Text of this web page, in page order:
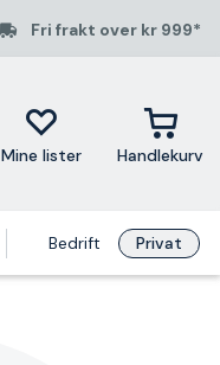
Fri frakt over kr 999*
Mine lister Handlekurv
Bedrift Privat